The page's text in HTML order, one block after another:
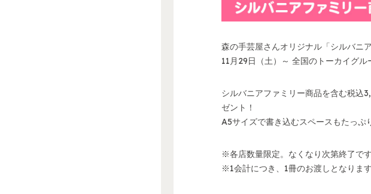
森の手芸屋さんオリジナル「シルバニ
11月29日（土）～ 全国のトーカイグル
シルバニアファミリー商品を含む税込
ゼント！
A5サイズで書き込むスペースもたっぷ
※各店数量限定。なくなり次第終了です
※1会計につき、1冊のお渡しとなります